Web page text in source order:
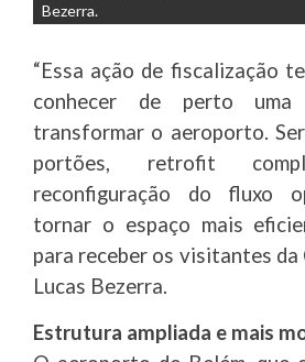
Bezerra.
“Essa ação de fiscalização
conhecer de perto
transformar o aeroporto.
portões, retrofit
reconfiguração do fluxo
tornar o espaço mais
para receber os visitantes da
Lucas Bezerra.
Estrutura ampliada e mais